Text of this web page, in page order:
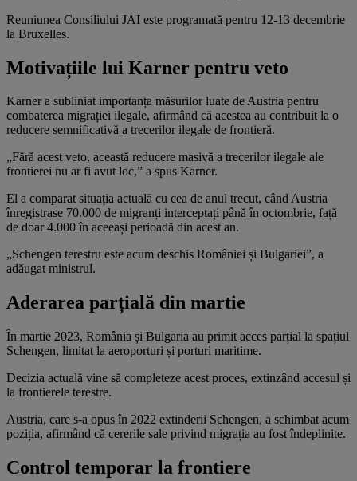
Reuniunea Consiliului JAI este programată pentru 12-13 decembrie
la Bruxelles.
Motivațiile lui Karner pentru veto
Karner a subliniat importanța măsurilor luate de Austria pentru
combaterea migrației ilegale, afirmând că acestea au contribuit la o
reducere semnificativă a trecerilor ilegale de frontieră.
„Fără acest veto, această reducere masivă a trecerilor ilegale ale
frontierei nu ar fi avut loc,” a spus Karner.
El a comparat situația actuală cu cea de anul trecut, când Austria
înregistrase 70.000 de migranți interceptați până în octombrie, față
de doar 4.000 în aceeași perioadă din acest an.
„Schengen terestru este acum deschis României și Bulgariei”, a
adăugat ministrul.
Aderarea parțială din martie
În martie 2023, România și Bulgaria au primit acces parțial la spațiul
Schengen, limitat la aeroporturi și porturi maritime.
Decizia actuală vine să completeze acest proces, extinzând accesul și
la frontierele terestre.
Austria, care s-a opus în 2022 extinderii Schengen, a schimbat acum
poziția, afirmând că cererile sale privind migrația au fost îndeplinite.
Control temporar la frontiere